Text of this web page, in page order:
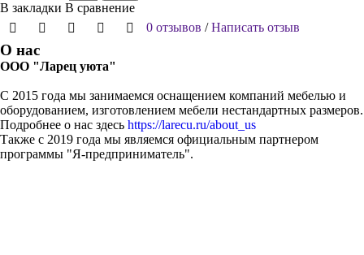
В закладки В сравнение
0 отзывов /Написать отзыв
О нас
ООО "Ларец уюта"
С 2015 года мы занимаемся оснащением компаний мебелью и
оборудованием, изготовлением мебели нестандартных размеров.
Подробнее о нас здесь https://larecu.ru/about_us
Также с 2019 года мы являемся официальным партнером
программы "Я-предприниматель".